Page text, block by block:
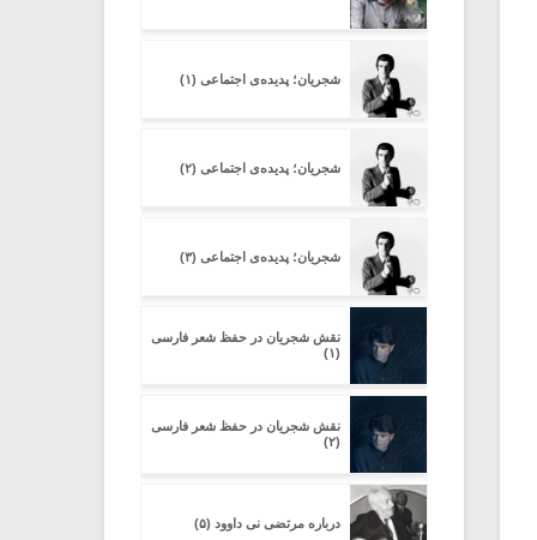
شجریان؛ پدیده‌ی اجتماعی (۱)
شجریان؛ پدیده‌ی اجتماعی (۲)
شجریان؛ پدیده‌ی اجتماعی (۳)
نقش شجریان در حفظ شعر فارسی
(۱)
نقش شجریان در حفظ شعر فارسی
(۲)
درباره مرتضی نی داوود (۵)